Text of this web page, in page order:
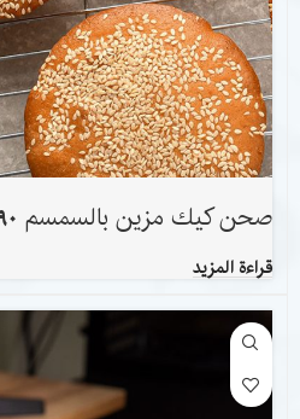
صحن كيك مزين بالسمسم 90 جرام
قراءة المزيد